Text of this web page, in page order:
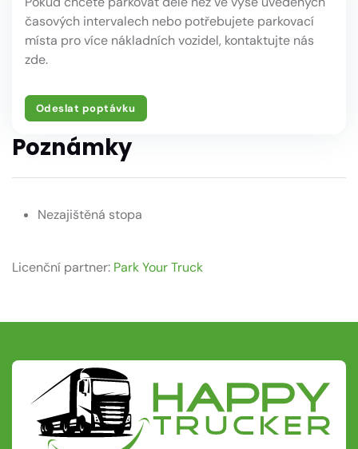
časových intervalech nebo potřebujete parkovací
místa pro více nákladních vozidel, kontaktujte nás
zde.
Odeslat poptávku
Poznámky
Nezajištěná stopa
Licenční partner: Park Your Truck